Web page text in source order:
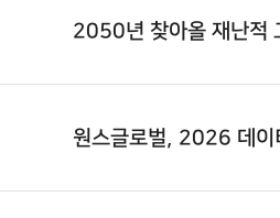
2050년 찾아올 재난적
원스글로벌, 2026 데이